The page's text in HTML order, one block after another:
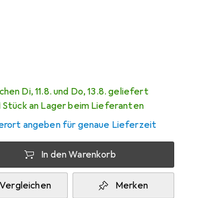
Di, 11.8. und Do, 13.8. geliefert
Stück an Lager beim Lieferanten
angeben für genaue Lieferzeit
In den Warenkorb
Vergleichen Merken